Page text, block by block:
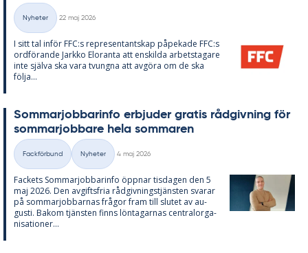
Kategorier
Nyheter
22 maj 2026
I sitt tal in­för FFC:s re­pre­sen­tant­skap på­pe­ka­de FFC:s
ord­fö­ran­de Jark­ko Elo­ran­ta att en­skil­da ar­bets­ta­ga­re
inte själva ska vara tvung­na att av­gö­ra om de ska
följa...
Som­mar­job­ba­rin­fo er­bju­der gra­tis råd­giv­ning för
som­mar­job­ba­re hela som­ma­ren
Kategorier
Fackförbund Nyheter
4 maj 2026
Fac­kets Som­mar­job­ba­rin­fo öpp­nar tis­da­gen den 5
maj 2026. Den av­gifts­fria råd­giv­nings­tjäns­ten sva­rar
på som­mar­job­bar­nas frå­gor fram till slu­tet av au­
gusti. Bakom tjäns­ten fin­ns lön­ta­gar­nas cen­tral­or­ga­
ni­sa­tio­ner...